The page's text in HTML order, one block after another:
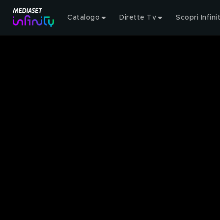
Catalogo Dirette Tv Scopri